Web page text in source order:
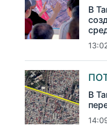
В
В